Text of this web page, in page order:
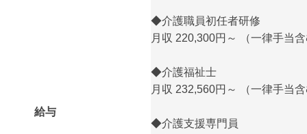
給与
◆介護職員初任者研修
月収 220,300円～ （一律手当
◆介護福祉士
月収 232,560円～ （一律手当
◆介護支援専門員